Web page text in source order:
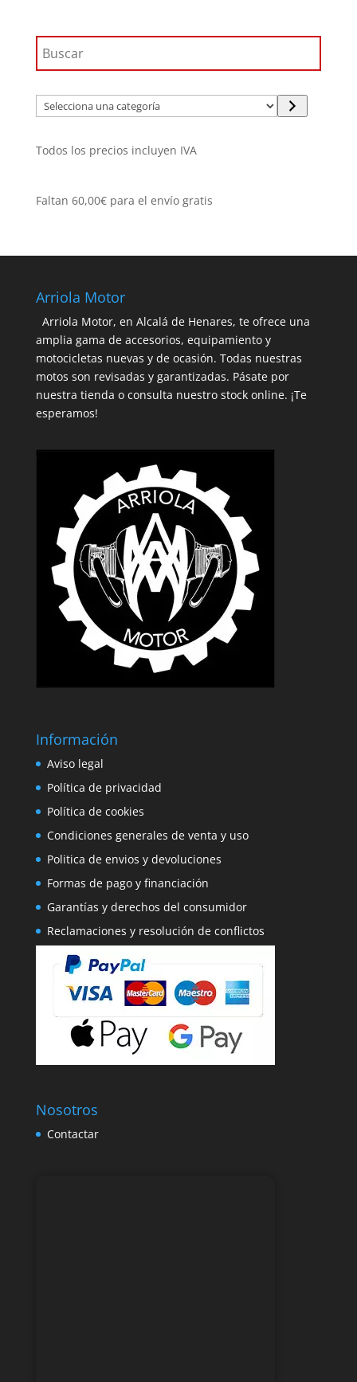
Selecciona
una
Todos los precios incluyen IVA
Faltan 60,00€para el envío gratis
Arriola Motor
Arriola Motor, en Alcalá de Henares, te ofrece una
amplia gama de accesorios, equipamiento y
motocicletas nuevas y de ocasión. Todas nuestras
motos son revisadas y garantizadas. Pásate por
nuestra tienda o consulta nuestro stock online. ¡Te
esperamos!
Información
Aviso legal
Política de privacidad
Política de cookies
Condiciones generales de venta y uso
Politica de envios y devoluciones
Formas de pago y financiación
Garantías y derechos del consumidor
Reclamaciones y resolución de conflictos
Nosotros
Contactar